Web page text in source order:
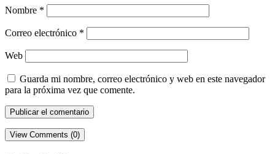
Nombre *
Correo electrónico *
Web
Guarda mi nombre, correo electrónico y web en este navegador
para la próxima vez que comente.
View Comments (0)